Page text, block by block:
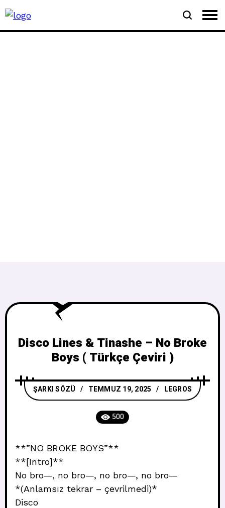
Disco Lines & Tinashe – No Broke
Boys ( Türkçe Çeviri )
ŞARKI SÖZÜ TEMMUZ 19, 2025 LEGROS
500
**”NO BROKE BOYS”**
**[Intro]**
No bro—, no bro—, no bro—, no bro—
*(Anlamsız tekrar – çevrilmedi)*
Disco